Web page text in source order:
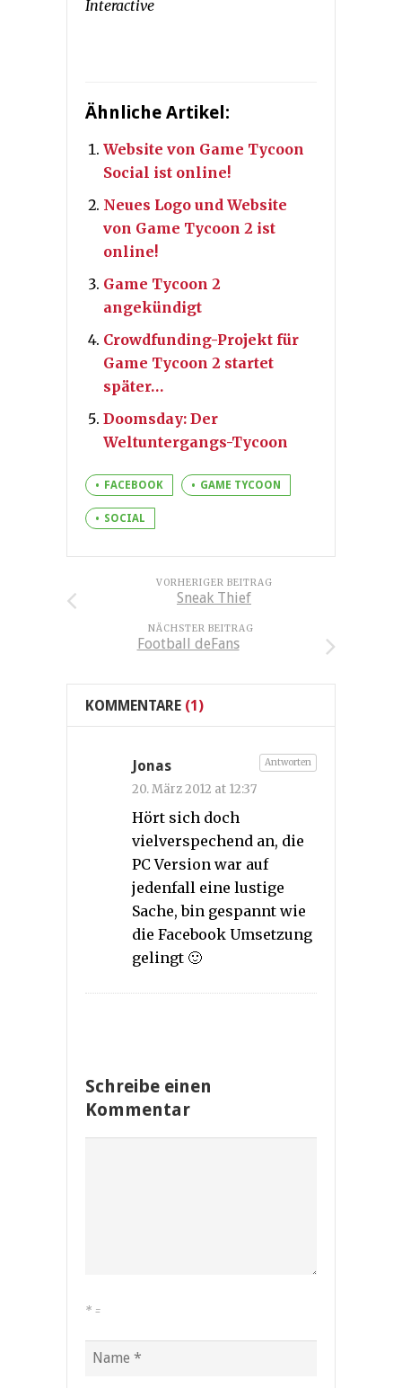
Interactive
Ähnliche Artikel:
Website von Game Tycoon
Social ist online!
Neues Logo und Website
von Game Tycoon 2 ist
online!
Game Tycoon 2
angekündigt
Crowdfunding-Projekt für
Game Tycoon 2 startet
später…
Doomsday: Der
Weltuntergangs-Tycoon
FACEBOOK GAME TYCOON
SOCIAL
VORHERIGER BEITRAG
Sneak Thief
NÄCHSTER BEITRAG
Football deFans
KOMMENTARE (1)
Jonas
20. März 2012 at 12:37
Hört sich doch
vielverspechend an, die
PC Version war auf
jedenfall eine lustige
Sache, bin gespannt wie
die Facebook Umsetzung
gelingt 🙂
Antworten
Schreibe einen
Kommentar
* =